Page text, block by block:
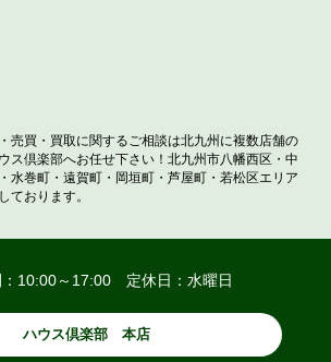
売買・買取に関するご相談は北九州に複数店舗の
ス倶楽部へお任せ下さい！北九州市八幡西区・中
水巻町・遠賀町・岡垣町・芦屋町・若松区エリア
ております。
：10:00～17:00 定休日：水曜日
ハウス倶楽部 本店